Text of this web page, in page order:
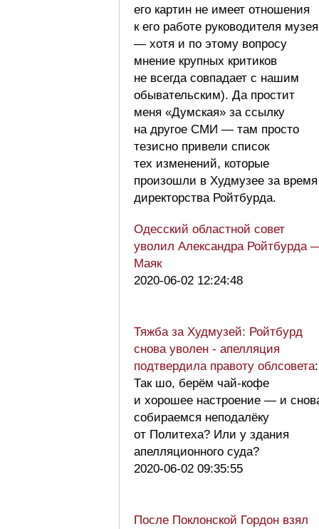
его картин не имеет отношения
к его работе руководителя музея
— хотя и по этому вопросу
мнение крупных критиков
не всегда совпадает с нашим
обывательским). Да простит
меня «Думская» за ссылку
на другое СМИ — там просто
тезисно привели список
тех изменений, которые
произошли в Худмузее за время
директорства Ройтбурда.
Одесский областной совет
уволил Александра Ройтбурда
Маяк
2020-06-02 12:24:48
Тяжба за Худмузей: Ройтбурд
снова уволен - апелляция
подтвердила правоту облсовета:
Так шо, берём чай-кофе
и хорошее настроение — и
собираемся неподалёку
от Политеха? Или у здания
апелляционного суда?
2020-06-02 09:35:55
После Поклонской Гордон взял